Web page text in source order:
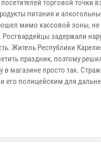
торговой точки
питания и
мимо кассовой зоны, не
задержали
Житель Республики
праздник, поэтому
в магазине просто так.
его полицейским для